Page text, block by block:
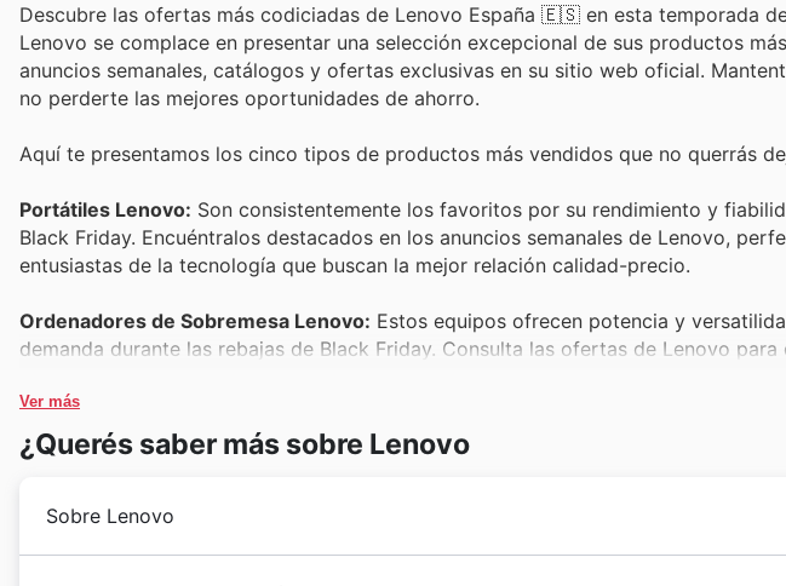
Descubre las ofertas más codiciadas de Lenovo España 🇪🇸 en esta temporada
Lenovo se complace en presentar una selección excepcional de sus productos
anuncios semanales, catálogos y ofertas exclusivas en su sitio web oficial.
no perderte las mejores oportunidades de ahorro.
Aquí te presentamos los cinco tipos de productos más vendidos que no querrás
Portátiles Lenovo: Son consistentemente los favoritos por su rendimiento y
Black Friday. Encuéntralos destacados en los anuncios semanales de Lenovo,
entusiastas de la tecnología que buscan la mejor relación calidad-precio.
Ordenadores de Sobremesa Lenovo: Estos equipos ofrecen potencia y
demanda durante las rebajas de Black Friday. Consulta las ofertas de Lenovo
Monitores Lenovo:La claridad visual y la calidad de imagen de estos monitores
especialmente cuando se presentan en los catálogos de Lenovo para Black
Ver más
¿Querés saber más sobre Lenovo
Sobre Lenovo